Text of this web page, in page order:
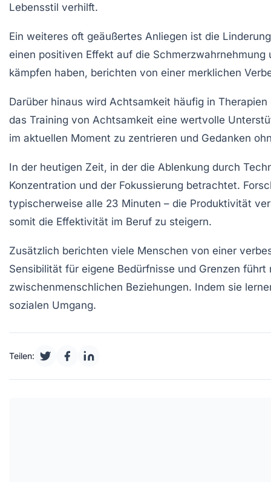
Lebensstil verhilft.
Ein weiteres oft geäußertes Anliegen ist die
einen positiven Effekt auf die
kämpfen haben, berichten von einer merklichen
Darüber hinaus wird Achtsamkeit häufig in
das Training von Achtsamkeit eine wertvolle
im aktuellen Moment zu zentrieren und Gedanken
In der heutigen Zeit, in der die Ablenkung durch
Konzentration und der Fokussierung betrachtet.
typischerweise alle 23 Minuten – die Produktivität
somit die Effektivität im Beruf zu steigern.
Zusätzlich berichten viele Menschen von einer
Sensibilität für eigene Bedürfnisse und Grenzen
zwischenmenschlichen Beziehungen. Indem sie
sozialen Umgang.
Teilen: